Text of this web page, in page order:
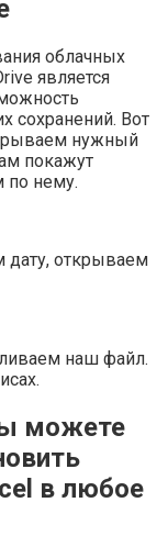
облачных
является
сохранений. Вот
нужный
покажут
по нему.
дату, открываем
наш файл.
можете
в любое